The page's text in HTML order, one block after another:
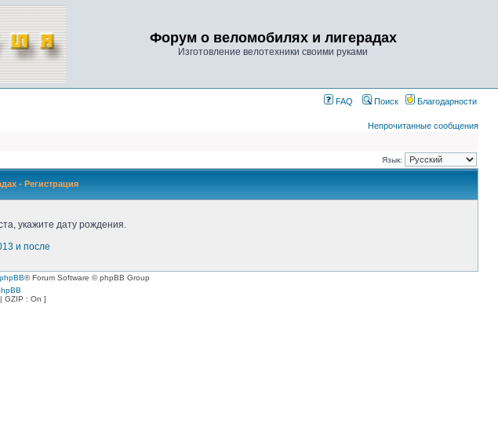
Форум о веломобилях и лигерадах
Изготовление велотехники своими руками
FAQ Поиск Благодарности
Непрочитанные сообщения
Язык:
- Регистрация
укажите дату рождения.
и после
phpBB® Forum Software © phpBB Group
GZIP : On ]